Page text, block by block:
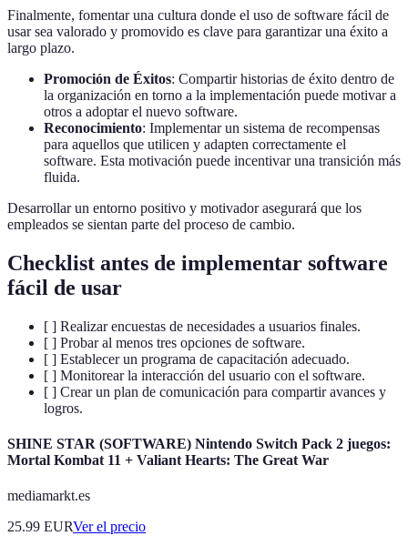
Finalmente, fomentar una cultura donde el uso de software fácil de
usar sea valorado y promovido es clave para garantizar una éxito a
largo plazo.
Promoción de Éxitos: Compartir historias de éxito dentro de
la organización en torno a la implementación puede motivar a
otros a adoptar el nuevo software.
Reconocimiento: Implementar un sistema de recompensas
para aquellos que utilicen y adapten correctamente el
software. Esta motivación puede incentivar una transición más
fluida.
Desarrollar un entorno positivo y motivador asegurará que los
empleados se sientan parte del proceso de cambio.
Checklist antes de implementar software
fácil de usar
[ ] Realizar encuestas de necesidades a usuarios finales.
[ ] Probar al menos tres opciones de software.
[ ] Establecer un programa de capacitación adecuado.
[ ] Monitorear la interacción del usuario con el software.
[ ] Crear un plan de comunicación para compartir avances y
logros.
SHINE STAR (SOFTWARE) Nintendo Switch Pack 2 juegos:
Mortal Kombat 11 + Valiant Hearts: The Great War
mediamarkt.es
25.99 EURVer el precio